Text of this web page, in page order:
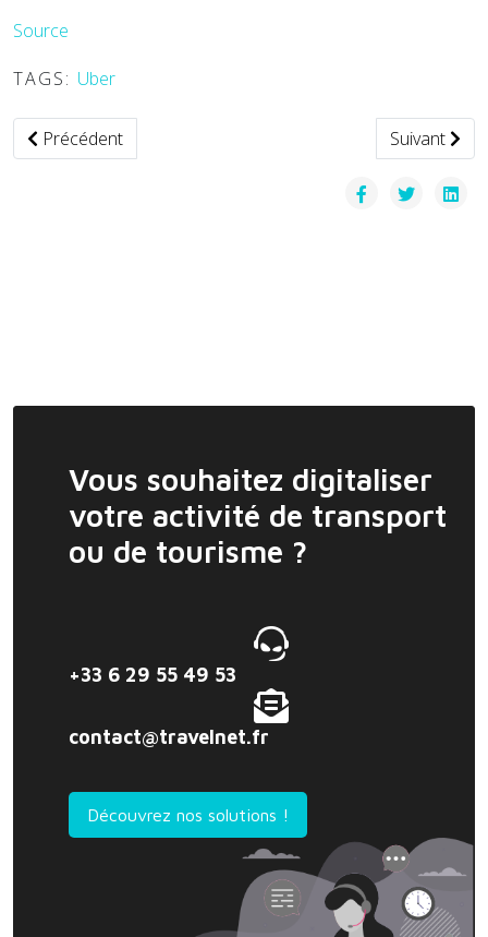
Source
TAGS: Uber
Article précédent : Sénégal — Dakar accueille ses premiers
Précédent Article
Suivant
Vous souhaitez digitaliser
votre activité de transport
ou de tourisme ?
+33 6 29 55 49 53
contact@travelnet.fr
Découvrez nos solutions !